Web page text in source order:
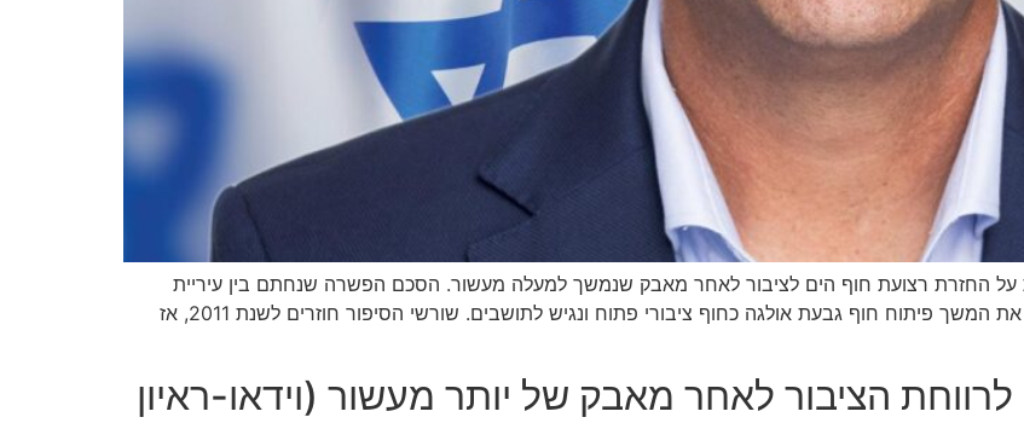
על החזרת רצועת חוף הים לציבור לאחר מאבק שנמשך למעלה מעשור. הסכם הפשרה שנחתם בין עיריית
חדרה לחברת אסיה מסיים סאגה משפטית ארוכה ומאפשר את המשך פיתוח חוף גבעת אולגה כחוף ציבורי פתוח ונגיש לתושבים. שורשי הסיפור חוזרים לשנת 2011, אז
הציבור לאחר מאבק של יותר מעשור (וידאו-ראיון